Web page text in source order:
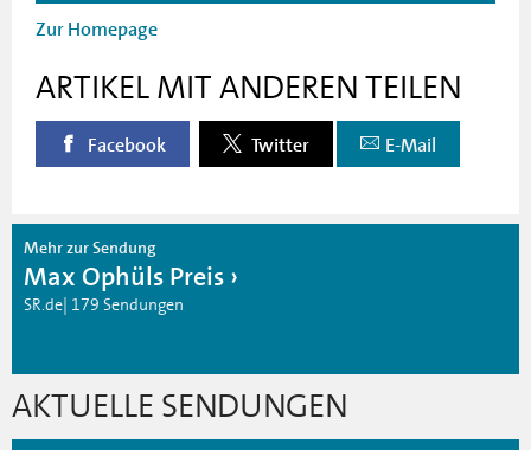
Zur Homepage
ARTIKEL MIT ANDEREN TEILEN
Facebook Twitter E-Mail
Mehr zur Sendung
Max Ophüls Preis
SR.de| 179 Sendungen
AKTUELLE SENDUNGEN